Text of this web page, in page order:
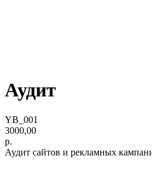
Аудит
YB_001
3000,00
р.
Аудит сайтов и рекламных